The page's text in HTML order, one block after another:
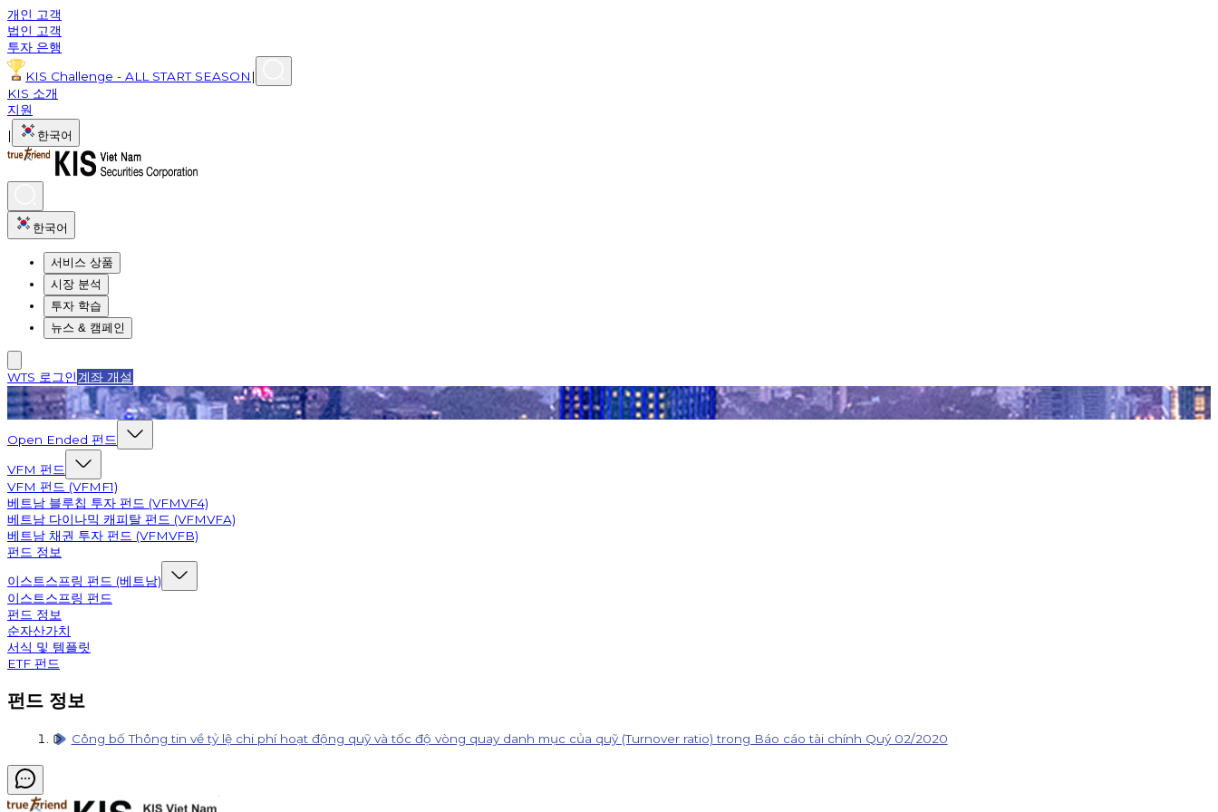
개인 고객
법인 고객
투자 은행
KIS Challenge - ALL START SEASON |
KIS 소개
지원
|
한국어
한국어
서비스 상품
시장 분석
투자 학습
뉴스 & 캠페인
WTS 로그인 계좌 개설
Open Ended 펀드
VFM 펀드
VFM 펀드 (VFMF1)
베트남 블루칩 투자 펀드 (VFMVF4)
베트남 다이나믹 캐피탈 펀드 (VFMVFA)
베트남 채권 투자 펀드 (VFMVFB)
펀드 정보
이스트스프링 펀드 (베트남)
이스트스프링 펀드
펀드 정보
순자산가치
서식 및 템플릿
ETF 펀드
펀드 정보
Công bố Thông tin về tỷ lệ chi phí hoạt động quỹ và tốc độ vòng quay danh mục của quỹ (Turnover ratio) trong Báo cáo tài chính Quý 02/2020